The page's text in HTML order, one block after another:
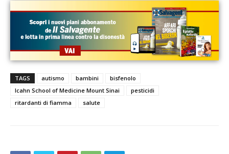
TAGS autismo bambini
bisfenolo
Icahn School of Medicine Mount Sinai
pesticidi
ritardanti di fiamma
salute